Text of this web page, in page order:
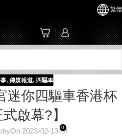
繁體
, 傳媒報道, 四驅車
迷你四驅車香港杯
啟幕?】
On 2023-02-13 0